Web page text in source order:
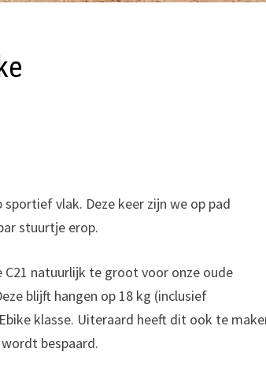
vlak. Deze keer zijn we op pad
stuurtje erop.
C21 natuurlijk te groot voor onze oude
blijft hangen op 18 kg (inclusief
klasse. Uiteraard heeft dit ook te
bespaard.